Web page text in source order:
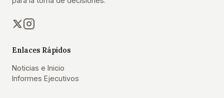
Enlaces Rápidos
Noticias e Inicio
Informes Ejecutivos